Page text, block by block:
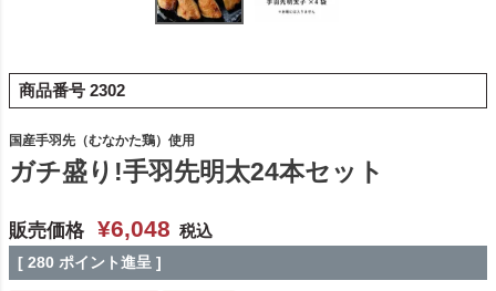
商品番号 2302
国産手羽先（むなかた鶏）使用
ガチ盛り!手羽先明太24本セット
販売価格 ¥6,048 税込
[ 280 ポイント進呈 ]